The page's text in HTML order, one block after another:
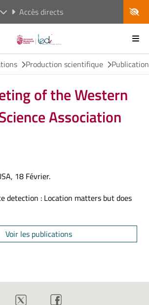
Accès directs
Production scientifique
of the Western
Association
18 Février.
detection : Location matters but does
Voir les publications